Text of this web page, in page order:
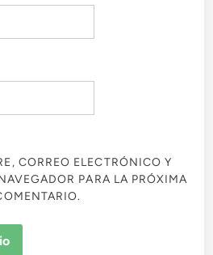
CORREO ELECTRÓNICO Y
PARA LA PRÓXIMA